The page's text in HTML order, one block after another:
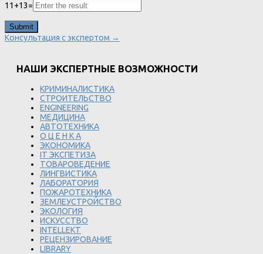
11 +13=
Консультация с экспертом →
НАШИ ЭКСПЕРТНЫЕ ВОЗМОЖНОСТИ
КРИМИНАЛИСТИКА
СТРОИТЕЛЬСТВО
ENGINEERING
МЕДИЦИНА
АВТОТЕХНИКА
О Ц Е Н К А
ЭКОНОМИКА
IT ЭКСПЕТИЗА
ТОВАРОВЕДЕНИЕ
ЛИНГВИСТИКА
ЛАБОРАТОРИЯ
ПОЖАРОТЕХНИКА
ЗЕМЛЕУСТРОЙСТВО
ЭКОЛОГИЯ
ИСКУССТВО
INTELLEKT
РЕЦЕНЗИРОВАНИЕ
LIBRARY